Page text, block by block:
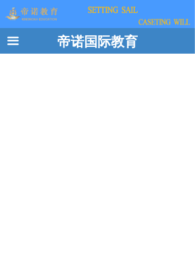
끀 帝诺国际教育